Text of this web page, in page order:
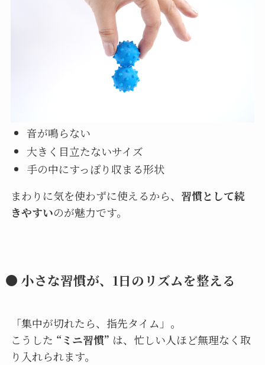
音が鳴らない
大きく目立たないサイズ
手の中にすっぽり収まる形状
まわりに気を使わずに使えるから、 習慣として続
きやすいのが魅力です。
● 小さな習慣が、1日のリズムを整える
「集中が切れたら、指先タイム」。
こうした “ミニ習慣” は、忙しい人ほど無理なく取
り入れられます。